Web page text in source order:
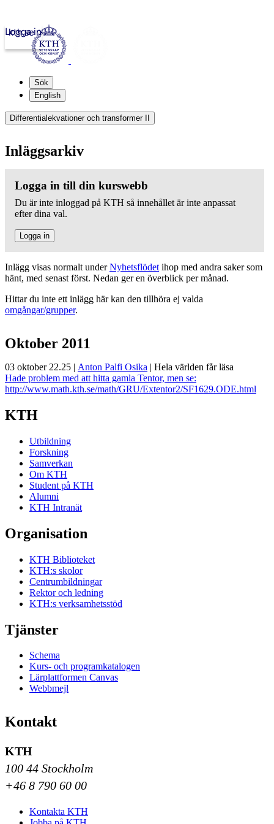
kth.se
Logga in
Sök
English
Differentialekvationer och transformer II
Inläggsarkiv
Logga in till din kurswebb
Du är inte inloggad på KTH så innehållet är inte anpassat
efter dina val.
Logga in
Inlägg visas normalt underNyhetsflödet ihop med andra saker som
hänt, med senast först. Nedan ger en överblick per månad.
Hittar du inte ett inlägg här kan den tillhöra ej valda
omgångar/grupper.
Oktober 2011
03 oktober 22.25 | Anton Palfi Osika | Hela världen får läsa
Hade problem med att hitta gamla Tentor, men se:
http://www.math.kth.se/math/GRU/Extentor2/SF1629.ODE.html
KTH
Utbildning
Forskning
Samverkan
Om KTH
Student på KTH
Alumni
KTH Intranät
Organisation
KTH Biblioteket
KTH:s skolor
Centrumbildningar
Rektor och ledning
KTH:s verksamhetsstöd
Tjänster
Schema
Kurs- och programkatalogen
Lärplattformen Canvas
Webbmejl
Kontakt
KTH
100 44 Stockholm
+46 8 790 60 00
Kontakta KTH